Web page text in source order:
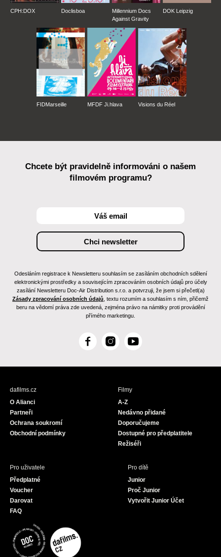
CPH:DOX Doclisboa
Millennium Docs
Against Gravity
DOK Leipzig
FIDMarseille MFDF Ji.hlava Visions du Réel
Chcete být pravidelně informováni o našem
filmovém programu?
Odesláním registrace k Newsletteru souhlasím se zasíláním obchodních sdělení
elektronickými prostředky a souvisejícím zpracováním osobních údajů pro účely
zasílání Newsletteru Doc-Air Distribution s.r.o. a potvrzuji, že jsem si přečetl(a)
Zásady zpracování osobních údajů , textu rozumím a souhlasím s ním, přičemž
beru na vědomí práva zde uvedená, zejména právo na námitky proti provádění
přímého marketingu.
F
c
I
s
Y
u
dafilms.cz
O Alianci
Partneři
Ochrana soukromí
Obchodní podmínky
Filmy
A-Z
Nedávno přidané
Doporučujeme
Dostupné pro předplatitele
Režiséři
Pro uživatele
Předplatné
Voucher
Darovat
FAQ
Pro dítě
Junior
Proč Junior
Vytvořit Junior Účet